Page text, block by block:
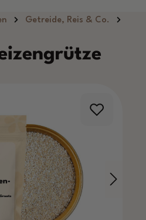
Getreide, Reis & Co.